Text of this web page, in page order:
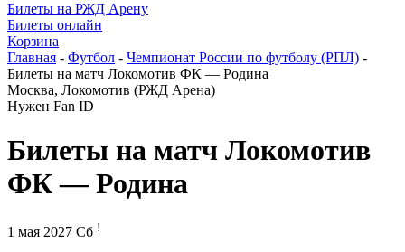
Билеты на РЖД Арену
Билеты онлайн
Корзина
Главная - Футбол - Чемпионат России по футболу (РПЛ) -
Билеты на матч Локомотив ФК — Родина
Москва, Локомотив (РЖД Арена)
Нужен Fan ID
Билеты на матч Локомотив
ФК — Родина
1 мая 2027 Сб !